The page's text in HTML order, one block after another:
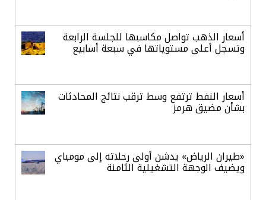
أسعار الذهب تواصل مكاسبها للجلسة الرابعة
وتسجل أعلى مستوياتها في سبعة أسابيع
أسعار النفط ترتفع وسط ترقب نتائج المحادثات
بشأن مضيق هرمز
«طيران الرياض» يدشن أولى رحلاته إلى مومباي
ويضيف الوجهة التشغيلية الثامنة